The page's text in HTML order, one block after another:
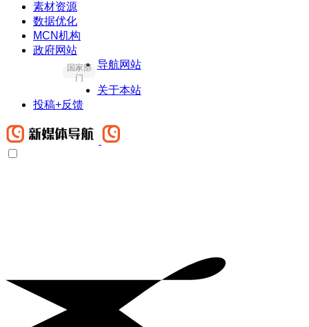
素材资源
数据优化
MCN机构
政府网站
国家部
门
导航网站
关于本站
投稿+反馈